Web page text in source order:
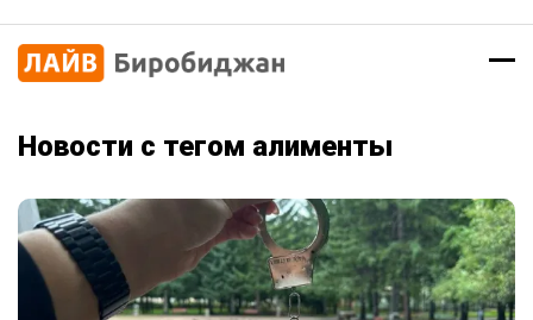
Новости с тегом алименты